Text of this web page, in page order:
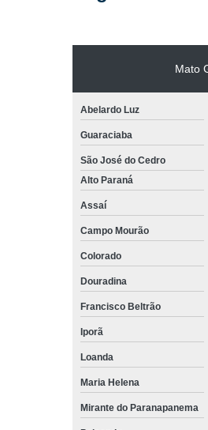
Mato
Abelardo Luz
Guaraciaba
São José do Cedro
Alto Paraná
Assaí
Campo Mourão
Colorado
Douradina
Francisco Beltrão
Iporã
Loanda
Maria Helena
Mirante do Paranapanema